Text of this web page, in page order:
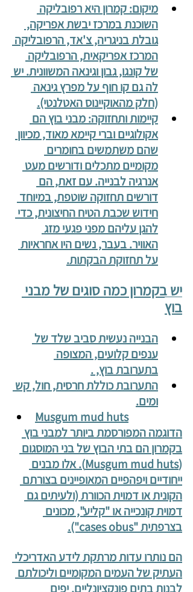
מיקום: קמרון היא רפובליקה
השוכנת במרכז יבשת אפריקה,
גובלת בניגריה, צ'אד, הרפובליקה
המרכז אפריקאית, הרפובליקה
של קונגו, גבון וגינאה המשוונית. יש
לה גם קו חוף על מפרץ גינאה
(חלק מהאוקיינוס האטלנטי).
קיימות ותחזוקה: מבני בוץ הם
אקולוגיים וברי קיימא מאוד, מכיוון
שהם משתמשים בחומרים
מקומיים מתכלים ודורשים מעט
אנרגיה לבנייה. עם זאת, הם
דורשים תחזוקה שוטפת, במיוחד
חידוש שכבת הטיח החיצונית, כדי
להגן עליהם מפני פגעי מזג
האוויר. בעבר, נשים היו אחראיות
על תחזוקת הבקתות.
יש בקמרון כמה סוגים של מבני
בוץ
הבנייה נעשית סביב שלד של
ענפים קלועים, המצופה
בתערובת בוץ, .
התערובת כוללת חרסית, חול, קש
ומים.
Musgum mud huts
הדוגמה המפורסמת ביותר למבני בוץ
בקמרון הם בתי הבוץ של בני המוסגום
(Musgum mud huts). אלו מבנים
ייחודיים ויפהפיים המאופיינים בצורתם
הקונית או דמוית הכוורת (ולעיתים גם
דמוית קונכייה או "קליע", מכונים
בצרפתית "cases obus").
הם נותרו עדות מרתקת לידע האדריכלי
העתיק של העמים המקומיים וליכולתם
לבנות בתים פונקציונליים, יפים